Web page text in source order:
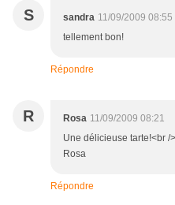
S sandra 11/09/2009 08:55
tellement bon!
Répondre
R Rosa 11/09/2009 08:21
Une délicieuse tarte!<br /
Rosa
Répondre